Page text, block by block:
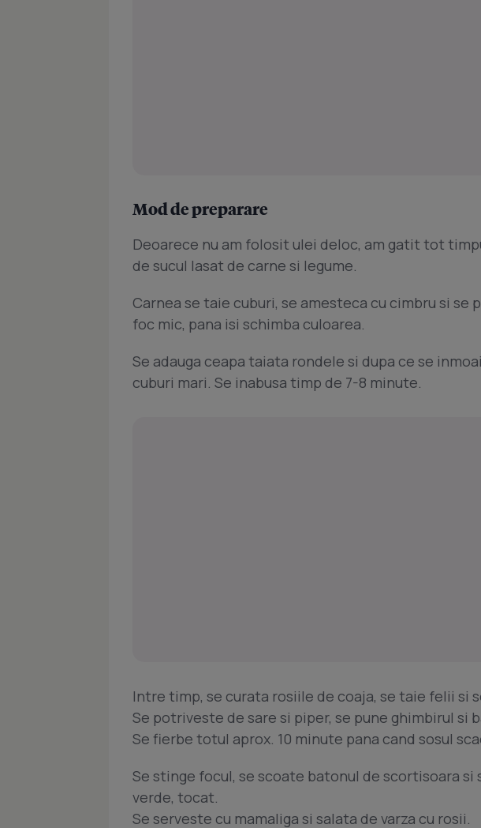
Mod de preparare
Deoarece nu am folosit ulei deloc, am gatit tot
de sucul lasat de carne si legume.
Carnea se taie cuburi, se amesteca cu cimbru si se
foc mic, pana isi schimba culoarea.
Se adauga ceapa taiata rondele si dupa ce se
cuburi mari. Se inabusa timp de 7-8 minute.
Intre timp, se curata rosiile de coaja, se taie felii si
Se potriveste de sare si piper, se pune ghimbirul si
Se fierbe totul aprox. 10 minute pana cand sosul
Se stinge focul, se scoate batonul de scortisoara si
verde, tocat.
Se serveste cu mamaliga si salata de varza cu rosii.